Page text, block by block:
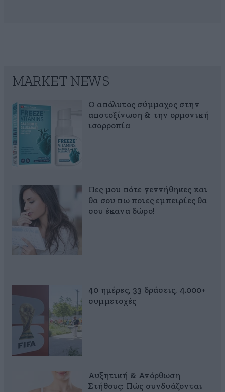
MARKET NEWS
Ο απόλυτος σύμμαχος στην
αποτοξίνωση & την ορμονική
ισορροπία
Πες μου πότε γεννήθηκες και
θα σου πω ποιες εμπειρίες θα
σου έκανα δώρο!
40 ημέρες, 33 δράσεις, 4.000+
συμμετοχές
Αυξητική & Ανόρθωση
Στήθους: Πώς συνδυάζονται